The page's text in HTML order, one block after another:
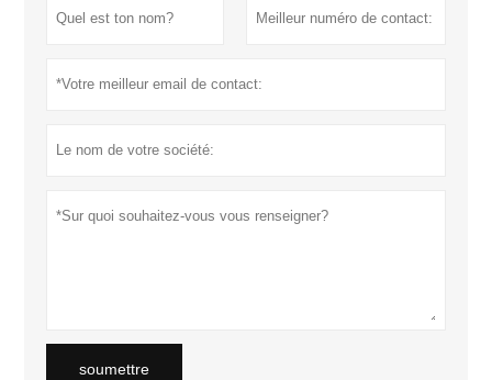
soumettre